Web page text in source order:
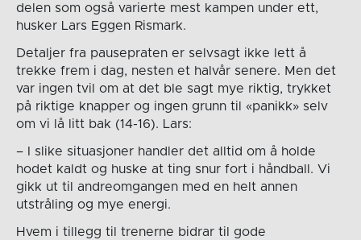
delen som også varierte mest kampen under ett,
husker Lars Eggen Rismark.
Detaljer fra pausepraten er selvsagt ikke lett å
trekke frem i dag, nesten et halvår senere. Men det
var ingen tvil om at det ble sagt mye riktig, trykket
på riktige knapper og ingen grunn til «panikk» selv
om vi lå litt bak (14-16). Lars:
– I slike situasjoner handler det alltid om å holde
hodet kaldt og huske at ting snur fort i håndball. Vi
gikk ut til andreomgangen med en helt annen
utstråling og mye energi.
Hvem i tillegg til trenerne bidrar til gode